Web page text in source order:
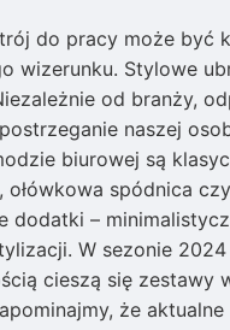
do pracy może być
wizerunku. Stylowe
od branży,
naszej
biurowej są
spódnica
–
W sezonie
cieszą się zestawy
że